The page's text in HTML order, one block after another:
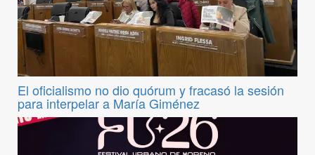
El oficialismo no dio quórum y fracasó la sesión
para interpelar a María Giménez